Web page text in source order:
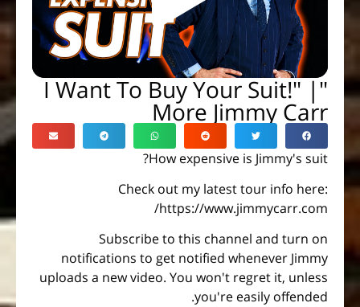
"I Want To Buy Your Suit!" |
More Jimmy Carr
How expensive is Jimmy's suit?
Check out my latest tour info here:
https://www.jimmycarr.com/
Subscribe to this channel and turn on
notifications to get notified whenever Jimmy
uploads a new video. You won't regret it, unless
you're easily offended.